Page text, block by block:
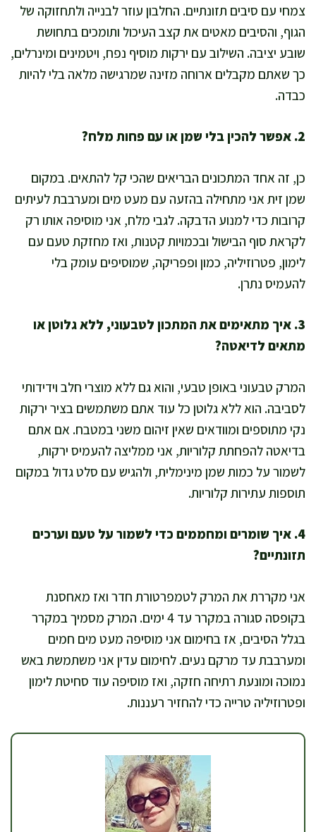
צמחי עם סיבים תזונתיים. החלבון עוזר לבנייה ולתחזוקה של
הגוף, והסיבים מאטים את קצב העיכול ותומכים בתחושת
שובע יציבה. השילוב עם ירקות מוסיף נפח, ויטמינים ומינרלים,
כך שאתם מקבלים ארוחה מזינה שמרגישה מלאה בלי להיות
כבדה.
2. אפשר להכין בלי שמן או עם פחות מלח?
כן, זה אחד המתכונים הבריאים שהכי קל להתאים. במקום
שמן זית אני מתחילה בהזעה עם מעט מים ומערבבת לעיתים
קרובות כדי למנוע הדבקה. לגבי מלח, אני מוסיפה אותו רק
לקראת סוף הבישול ובכמויות קטנות, ואז מחזקת טעם עם
לימון, פטרוזיליה, כמון ופפריקה, שמוסיפים עומק בלי
להעמיס נתרן.
3. איך מתאימים את המתכון לטבעוני, ללא גלוטן או
מתאים לדיאטה?
המרק טבעוני באופן טבעי, והוא גם ללא מוצרי חלב וידידותי
לסביבה. הוא ללא גלוטן כל עוד אתם משתמשים בציר ירקות
נקי מתוספים ומוודאים שאין זיהום משני במטבח. אם אתם
בדיאטה להפחתת קלוריות, אני ממליצה להעמיס ירקות,
לשמור על כמות שמן מינימלית, ולהגיש עם סלט גדול במקום
תוספות עתירות קלוריות.
4. איך שומרים ומחממים כדי לשמור על טעם וערכים
תזונתיים?
אני מקררת את המרק לטמפרטורת חדר ואז מאחסנת
בקופסה סגורה במקרר עד 4 ימים. המרק מסמיך במקרר
בגלל הסיבים, אז בחימום אני מוסיפה מעט מים חמים
ומערבבת עד מרקם נעים. לחימום עדין אני משתמשת באש
נמוכה ומונעת רתיחה חזקה, ואז מוסיפה עוד סחיטת לימון
ופטרוזיליה טרייה כדי להחזיר רעננות.